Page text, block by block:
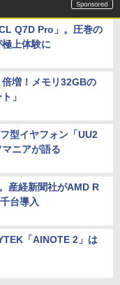
Q7D Pro」。圧巻の
上体験に
増！メモリ32GBの
」
型イヤフォン「UU2
ニアが語る
産経新聞社がAMD R
台導入
「AINOTE 2」は